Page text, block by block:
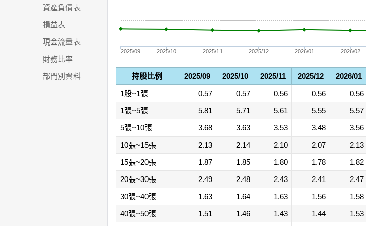
資產負債表
損益表
現金流量表
財務比率
部門別資料
2025/09 2025/10 2025/11 2025/12 2026/01 2026/02
持股比例 2025/09 2025/10 2025/11 2025/12 2026/01
1股~1張
0.57 0.57 0.56 0.56 0.56
1張~5張
5.81 5.71 5.61 5.55 5.57
5張~10張
3.68 3.63 3.53 3.48 3.56
10張~15張
2.13 2.14 2.10 2.07 2.13
15張~20張
1.87 1.85 1.80 1.78 1.82
20張~30張
2.49 2.48 2.43 2.41 2.47
30張~40張
1.63 1.64 1.63 1.56 1.58
40張~50張
1.51 1.46 1.43 1.44 1.53